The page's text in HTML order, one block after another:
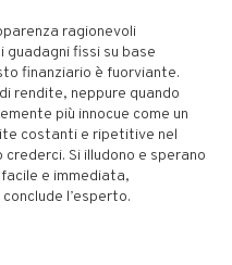
ragionevoli
guadagni fissi su base
finanziario è fuorviante.
rendite, neppure quando
più innocue come un
costanti e ripetitive nel
Si illudono e sperano
e immediata,
l’esperto.